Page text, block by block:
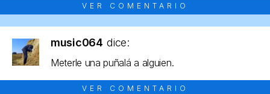
VER COMENTARIO
music064 dice:
Meterle una puñalá a alguien.
VER COMENTARIO